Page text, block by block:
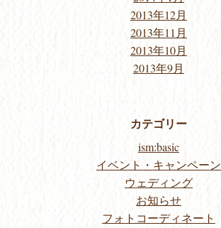
2013年12月
2013年11月
2013年10月
2013年9月
カテゴリー
ism:basic
イベント・キャンペーン
ウェディング
お知らせ
フォトコーディネート